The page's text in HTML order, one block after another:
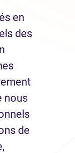
en
des
nous
de